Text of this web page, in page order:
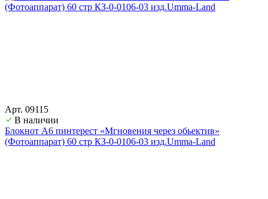
Арт. 09115
В наличии
Блокнот А6 пинтерест «Мгновения через обьектив»
(Фотоаппарат) 60 стр КЗ-0-0106-03 изд.Umma-Land